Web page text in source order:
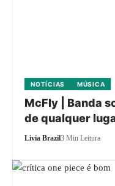
NOTÍCIAS MÚSICA
McFly | Banda
de qualquer
Livia Brazil3 Min Leitura